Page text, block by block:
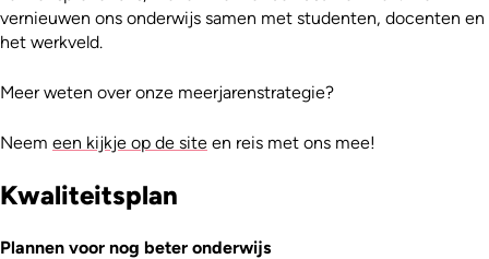
vernieuwen ons onderwijs samen met studenten, docenten en
het werkveld.
Meer weten over onze meerjarenstrategie?
Neem een kijkje op de site en reis met ons mee!
Kwaliteitsplan
Plannen voor nog beter onderwijs